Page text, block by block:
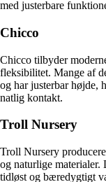
med justerbare
Chicco
Chicco tilbyder
fleksibilitet. Mange af
og har justerbar højde,
natlig kontakt.
Troll Nursery
Troll Nursery
og naturlige
tidløst og bæredygtigt